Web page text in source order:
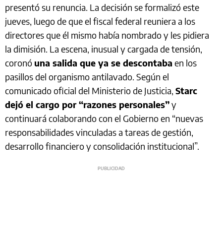
presentó su renuncia. La decisión se formalizó este
jueves, luego de que el fiscal federal reuniera a los
directores que él mismo había nombrado y les pidiera
la dimisión. La escena, inusual y cargada de tensión,
coronó una salida que ya se descontaba en los
pasillos del organismo antilavado. Según el
comunicado oficial del Ministerio de Justicia, Starc
dejó el cargo por “razones personales”y
continuará colaborando con el Gobierno en “nuevas
responsabilidades vinculadas a tareas de gestión,
desarrollo financiero y consolidación institucional”.